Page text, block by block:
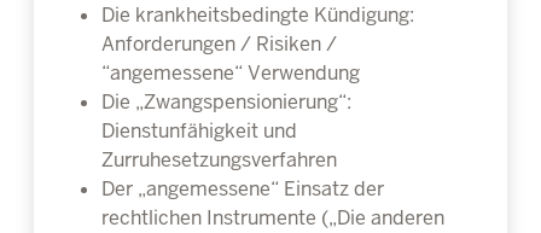
Die krankheitsbedingte Kündigung:
Anforderungen / Risiken /
“angemessene“ Verwendung
Die „Zwangspensionierung“:
Dienstunfähigkeit und
Zurruhesetzungsverfahren
Der „angemessene“ Einsatz der
rechtlichen Instrumente („Die anderen